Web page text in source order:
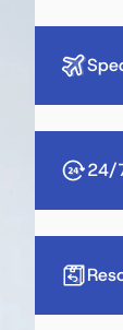
24/